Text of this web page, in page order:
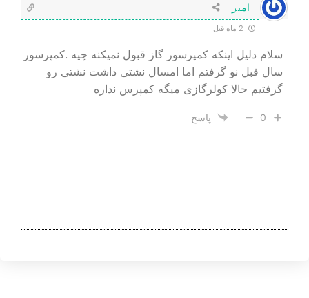
امیر
سلام دلیل اینکه کمپرسور گاز قبول نمیکنه چیه .کمپرسور
سال قبل نو گرفتم اما امسال نشتی داشت نشتی رو
گرفتیم حالا کولرگازی میگه کمپرس نداره
0 پاسخ